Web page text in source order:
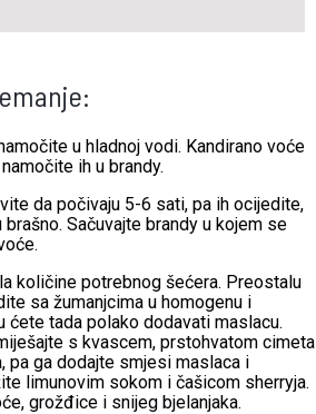
u hladnoj vodi. Kandirano voće
ih u brandy.
da počivaju 5-6 sati, pa ih ocijedite,
Sačuvajte brandy u kojem se
količine potrebnog šećera. Preostalu
sa žumanjcima u homogenu i
ćete tada polako dodavati maslacu.
s kvascem, prstohvatom cimeta
pa ga dodajte smjesi maslaca i
limunovim sokom i čašicom sherryja.
grožđice i snijeg bjelanjaka.